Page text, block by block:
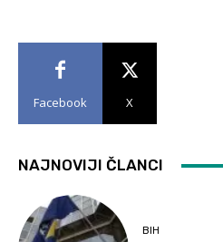
Facebook X
NAJNOVIJI ČLANCI
BIH